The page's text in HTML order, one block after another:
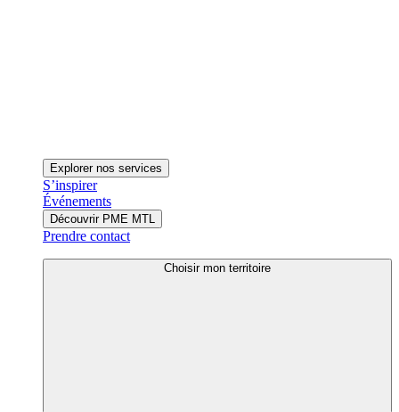
Explorer nos services
S’inspirer
Événements
Découvrir PME MTL
Prendre contact
Choisir mon territoire